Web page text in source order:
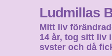
Ludmillas
Mitt liv
14 år, tog sitt liv
syster och då